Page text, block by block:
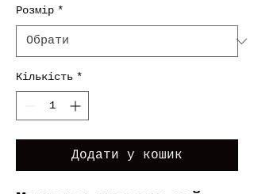
Розмір *
Кількість *
Додати у кошик